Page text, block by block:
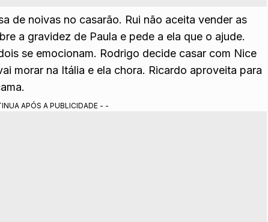
de noivas no casarão. Rui não aceita vender as
a gravidez de Paula e pede a ela que o ajude.
se emocionam. Rodrigo decide casar com Nice
morar na Itália e ela chora. Ricardo aproveita para
APÓS A PUBLICIDADE - -